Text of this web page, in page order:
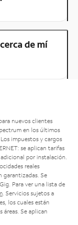
de mí
nuevos clientes
en los últimos
impuestos y cargos
se aplican tarifas
por instalación.
reales
garantizadas. Se
Para ver una lista de
. Servicios sujetos a
los cuales están
áreas. Se aplican